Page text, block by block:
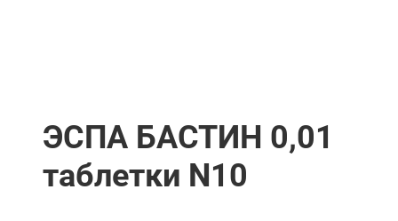
ЭСПА БАСТИН 0,01
таблетки N10